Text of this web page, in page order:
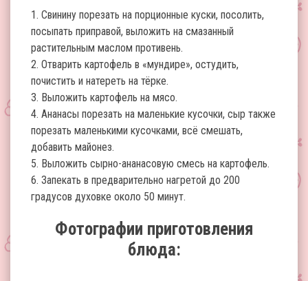
1. Свинину порезать на порционные куски, посолить,
посыпать приправой, выложить на смазанный
растительным маслом противень.
2. Отварить картофель в «мундире», остудить,
почистить и натереть на тёрке.
3. Выложить картофель на мясо.
4. Ананасы порезать на маленькие кусочки, сыр также
порезать маленькими кусочками, всё смешать,
добавить майонез.
5. Выложить сырно-ананасовую смесь на картофель.
6. Запекать в предварительно нагретой до 200
градусов духовке около 50 минут.
Фотографии приготовления
блюда: